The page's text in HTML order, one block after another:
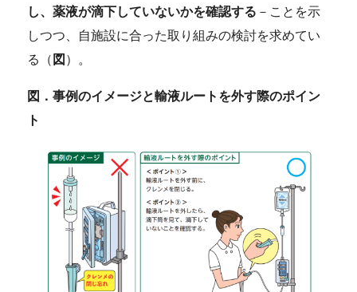
し、薬液が滴下していないかを確認する －ことを示
しつつ、自施設に合った取り組みの検討を求めてい
る（ 図 ）。
図．事例のイメージと輸液ルートを外す際のポイン
ト